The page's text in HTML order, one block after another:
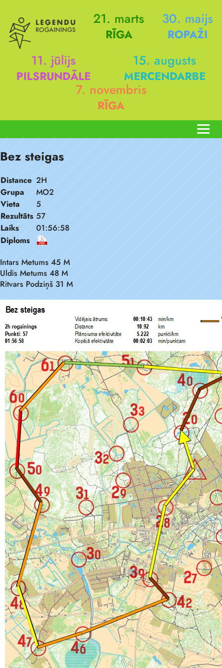
21. marts
RĪGA
30. maijs
ROPAŽI
11. jūlijs
PILSRUNDĀLE
15. augusts
MERCENDARBE
7. novembris
RĪGA
Bez steigas
Distance 2H
Grupa
MO2
Vieta
5
Rezultāts 57
Laiks
01:56:58
Diploms
Intars Metums 45 M
Uldis Metums 48 M
Ritvars Podziņš 31 M